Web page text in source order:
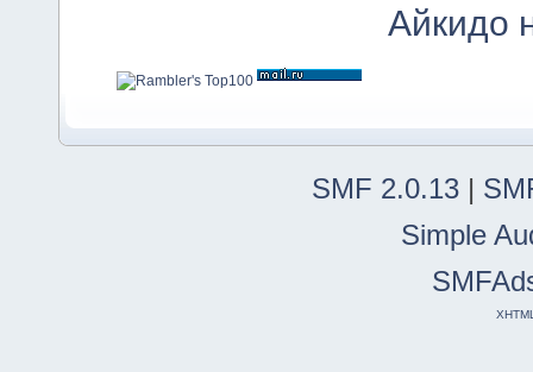
Айкидо
SMF 2.0.13 |
Simple